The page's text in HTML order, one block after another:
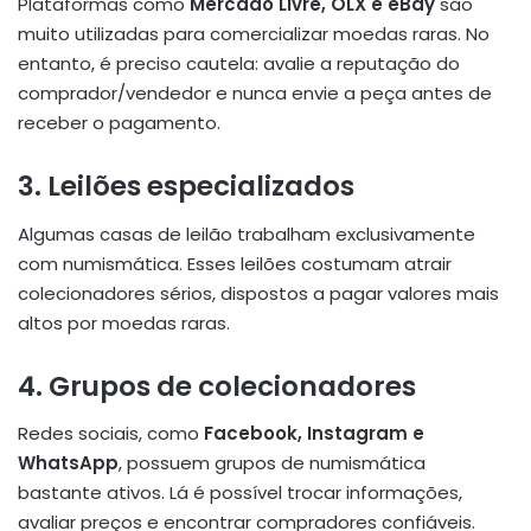
muito utilizadas para comercializar moedas raras. No
entanto, é preciso cautela: avalie a reputação do
comprador/vendedor e nunca envie a peça antes de
receber o pagamento.
3. Leilões especializados
Algumas casas de leilão trabalham exclusivamente
com numismática. Esses leilões costumam atrair
colecionadores sérios, dispostos a pagar valores mais
altos por moedas raras.
4. Grupos de colecionadores
Redes sociais, como Facebook, Instagram e
WhatsApp, possuem grupos de numismática
bastante ativos. Lá é possível trocar informações,
avaliar preços e encontrar compradores confiáveis.